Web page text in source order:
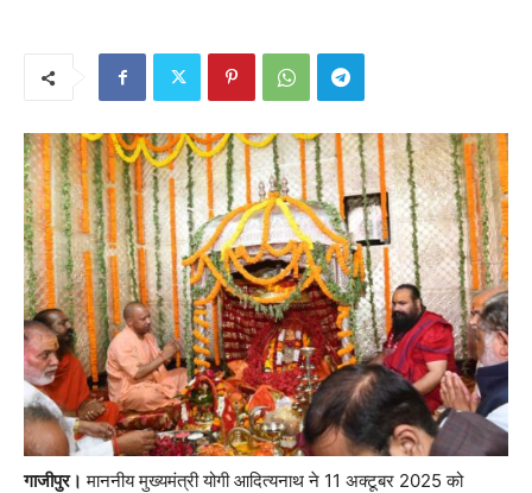
गाजीपुर। माननीय मुख्यमंत्री योगी आदित्यनाथ ने 11 अक्टूबर 2025 को